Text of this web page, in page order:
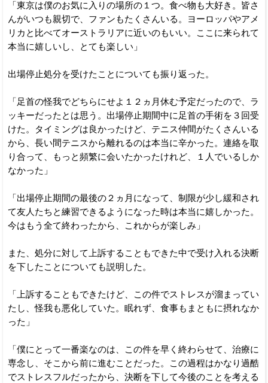
「東京は僕のお気に入りの場所の１つ。食べ物も大好き。皆さ
んがいつも親切で、ファンもたくさんいる。ヨーロッパやアメ
リカと比べてオーストラリアに近いのもいい。ここに来られて
本当に嬉しいし、とても楽しい」
出場停止処分を受けたことについても振り返った。
「足首の怪我でどちらにせよ１２ヵ月休む予定だったので、ラ
ッキーだったとは思う。出場停止期間中に足首の手術を３回受
けた。タイミングは良かったけど、テニス仲間がたくさんいる
から、長い間テニスから離れるのは本当に辛かった。連絡を取
り合って、もっと頻繁に会いたかったけれど、１人でいるしか
なかった」
「出場停止期間の最後の２ヵ月になって、制限が少し緩和され
て友人たちと練習できるようになった時は本当に嬉しかった。
今はもう全て終わったから、これからが楽しみ」
また、処分に対して上訴することもできた中で受け入れる決断
を下したことについても説明した。
「上訴することもできたけど、この件でストレスが溜まってい
たし、怪我も悪化していた。眠れず、食事もまともに摂れなか
った」
「僕にとって一番楽なのは、この件を早く終わらせて、治療に
専念し、そこから前に進むことだった。この過程はかなり過酷
でストレスフルだったから、決断を下して今後のことを考える